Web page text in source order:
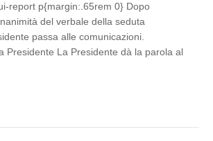
report p{margin:.65rem 0} Dopo
del verbale della seduta
passa alle comunicazioni.
Presidente La Presidente dà la parola al